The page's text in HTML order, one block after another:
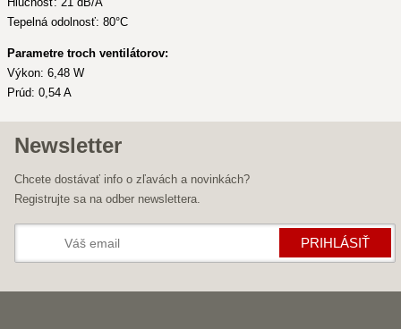
Tepelná odolnosť: 80°C
Parametre troch ventilátorov:
Výkon: 6,48 W
Prúd: 0,54 A
Newsletter
Chcete dostávať info o zľavách a novinkách?
Registrujte sa na odber newslettera.
PRIHLÁSIŤ